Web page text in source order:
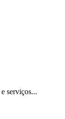
serviços...